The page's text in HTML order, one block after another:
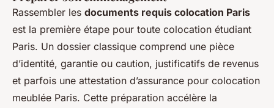
Rassembler les documents requis colocation Paris
est la première étape pour toute colocation étudiant
Paris. Un dossier classique comprend une pièce
d’identité, garantie ou caution, justificatifs de revenus
et parfois une attestation d’assurance pour colocation
meublée Paris. Cette préparation accélère la